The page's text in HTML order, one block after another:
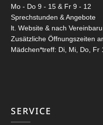
Mo - Do 9 - 15 & Fr 9 - 12
Sprechstunden & Angebote
lt. Website & nach
Zusätzliche Öffnungszeiten
Mädchen*treff: Di, Mi, Do, Fr
SERVICE